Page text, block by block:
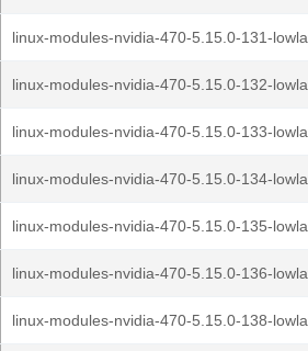
linux-modules-nvidia-470-5.15.0-131-
linux-modules-nvidia-470-5.15.0-132-
linux-modules-nvidia-470-5.15.0-133-
linux-modules-nvidia-470-5.15.0-134-
linux-modules-nvidia-470-5.15.0-135-
linux-modules-nvidia-470-5.15.0-136-
linux-modules-nvidia-470-5.15.0-138-